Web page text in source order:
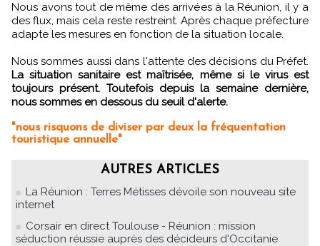
Nous avons tout de même des arrivées à la Réunion, il y a
des flux, mais cela reste restreint. Après chaque préfecture
adapte les mesures en fonction de la situation locale.
Nous sommes aussi dans l'attente des décisions du Préfet.
La situation sanitaire est maîtrisée, même si le virus est
toujours présent. Toutefois depuis la semaine dernière,
nous sommes en dessous du seuil d'alerte.
"nous risquons de diviser par deux la fréquentation
touristique annuelle"
AUTRES ARTICLES
La Réunion : Terres Métisses dévoile son nouveau site
internet
Corsair en direct Toulouse - Réunion : mission
séduction réussie auprès des décideurs d'Occitanie